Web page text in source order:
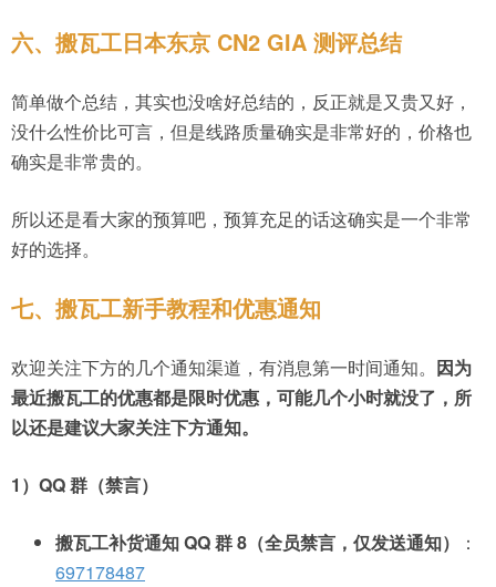
六、搬瓦工日本东京 CN2 GIA 测评总结
简单做个总结，其实也没啥好总结的，反正就是又贵又好，
没什么性价比可言，但是线路质量确实是非常好的，价格也
确实是非常贵的。
所以还是看大家的预算吧，预算充足的话这确实是一个非常
好的选择。
七、搬瓦工新手教程和优惠通知
欢迎关注下方的几个通知渠道，有消息第一时间通知。 因为
最近搬瓦工的优惠都是限时优惠，可能几个小时就没了，所
以还是建议大家关注下方通知。
1）QQ 群（禁言）
搬瓦工补货通知 QQ 群 8（全员禁言，仅发送通知）
：
697178487